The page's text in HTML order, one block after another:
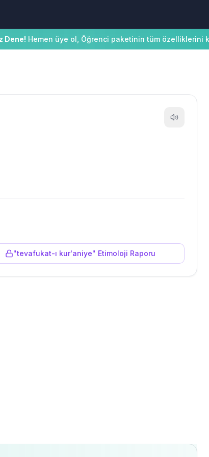
Dene! Hemen üye ol, Öğrenci paketinin tüm özelliklerini
"tevafukat-ı kur'aniye" Etimoloji Raporu